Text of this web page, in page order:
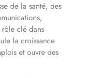
de la santé, des
clé dans
la croissance
et ouvre des